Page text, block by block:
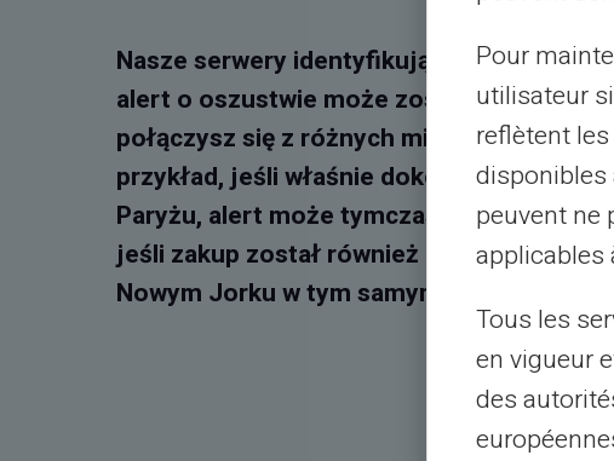
Nasze serwery identyfikują, skąd się
alert o oszustwie może zostać
połączysz się z różnych miast w tym
przykład, jeśli właśnie dokonałeś zakupu
Paryżu, alert może tymczasowo
jeśli zakup został również
Nowym Jorku w tym samym czasie.
Pour
utilisateur
reflètent
disponibles
peuvent ne
applicables
Tous les
en vigueur
des